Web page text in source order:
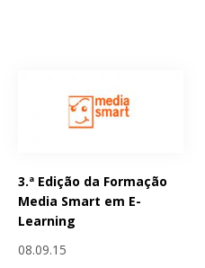
3.ª Edição da Formação
Media Smart em E-
Learning
08.09.15